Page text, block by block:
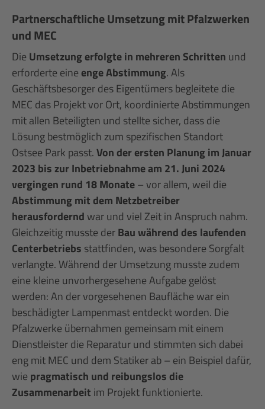
Partnerschaftliche Umsetzung mit Pfalzwerken
und MEC
Die Umsetzung erfolgte in mehreren Schritten und
erforderte eineenge Abstimmung. Als
Geschäftsbesorger des Eigentümers begleitete die
MEC das Projekt vor Ort, koordinierte Abstimmungen
mit allen Beteiligten und stellte sicher, dass die
Lösung bestmöglich zum spezifischen Standort
Ostsee Park passt.Von der ersten Planung im Januar
2023 bis zur Inbetriebnahme am 21. Juni 2024
vergingen rund 18 Monate– vor allem, weil die
Abstimmung mit dem Netzbetreiber
herausforderndwar und viel Zeit in Anspruch nahm.
Gleichzeitig musste derBau während des laufenden
Centerbetriebs stattfinden, was besondere Sorgfalt
verlangte. Während der Umsetzung musste zudem
eine kleine unvorhergesehene Aufgabe gelöst
werden: An der vorgesehenen Baufläche war ein
beschädigter Lampenmast entdeckt worden. Die
Pfalzwerke übernahmen gemeinsam mit einem
Dienstleister die Reparatur und stimmten sich dabei
eng mit MEC und dem Statiker ab – ein Beispiel dafür,
wie pragmatisch und reibungslos die
Zusammenarbeit im Projekt funktionierte.